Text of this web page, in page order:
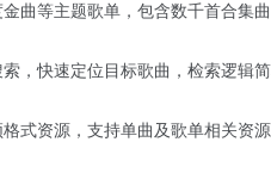
曲等主题歌单，包含数千首合集
，快速定位目标歌曲，检索逻辑
式资源，支持单曲及歌单相关资